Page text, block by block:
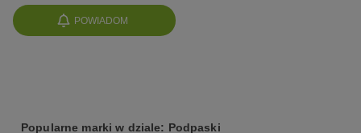
POWIADOM
Popularne marki w dziale: Podpaski